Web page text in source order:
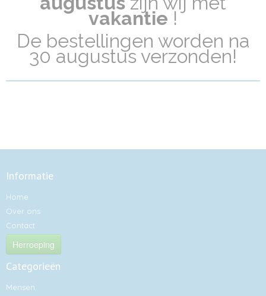
vakantie !
De bestellingen worden na
30 augustus verzonden!
Informatie
Home
Over ons
Contact
Herroeping
Categorieën
Mensen